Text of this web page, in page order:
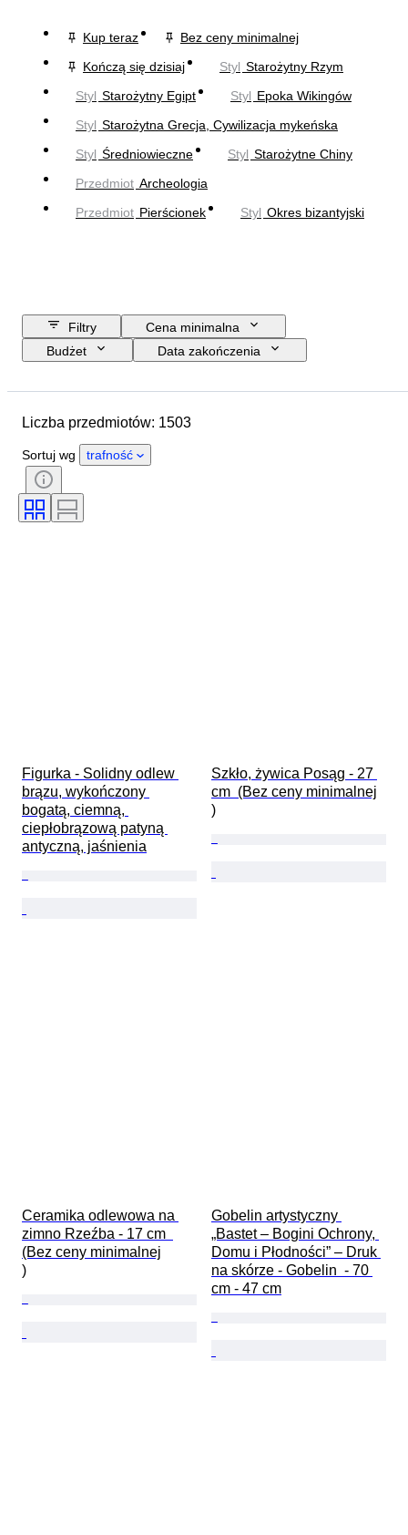
Kup teraz
Bez ceny minimalnej
Kończą się dzisiaj
Styl Starożytny Rzym
Styl Starożytny Egipt Styl Epoka Wikingów
Styl Starożytna Grecja, Cywilizacja mykeńska
Styl Średniowieczne Styl Starożytne Chiny
Przedmiot Archeologia
Przedmiot Pierścionek Styl Okres bizantyjski
Filtry
Cena minimalna
Budżet
Data zakończenia
Kraj pochodzenia
Stan
Certyfikacja
Podpis
Rozmiar na przedmiocie
Liczba przedmiotów: 1503
Sortuj wg trafność
Figurka - Solidny odlew
brązu, wykończony
bogatą, ciemną,
ciepłobrązową patyną
antyczną, jaśnienia
Szkło, żywica Posąg - 27
cm  (Bez ceny minimalnej
)
Ceramika odlewowa na
zimno Rzeźba - 17 cm
(Bez ceny minimalnej
)
Gobelin artystyczny
„Bastet – Bogini Ochrony,
Domu i Płodności” – Druk
na skórze - Gobelin  - 70
cm - 47 cm